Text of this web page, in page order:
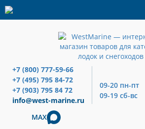
+7 (800) 777-59-66
+7 (495) 795 84-72
+7 (903) 795 84 72
info@west-marine.ru
09-20 пн-пт
09-19 сб-вс
MAX